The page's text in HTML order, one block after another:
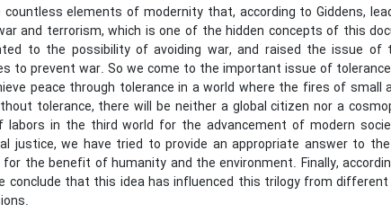
countless elements of modernity that, according to Giddens,
and terrorism, which is one of the hidden concepts of this
to the possibility of avoiding war, and raised the issue
to prevent war. So we come to the important issue of
peace through tolerance in a world where the fires of
tolerance, there will be neither a global citizen nor a
labors in the third world for the advancement of modern
justice, we have tried to provide an appropriate answer to
for the benefit of humanity and the environment. Finally,
conclude that this idea has influenced this trilogy from